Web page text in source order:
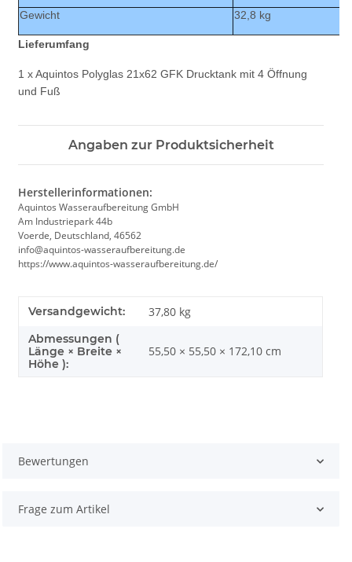
Gewicht 32,8 kg
Lieferumfang
1 x Aquintos Polyglas 21x62 GFK Drucktank mit 4 Öffnung
und Fuß
Angaben zur Produktsicherheit
Herstellerinformationen:
Aquintos Wasseraufbereitung GmbH
Am Industriepark 44b
Voerde, Deutschland, 46562
info@aquintos-wasseraufbereitung.de
https://www.aquintos-wasseraufbereitung.de/
Versandgewicht: 37,80 kg
Abmessungen (
Länge × Breite ×
Höhe ):
55,50 × 55,50 × 172,10 cm
Bewertungen
Frage zum Artikel